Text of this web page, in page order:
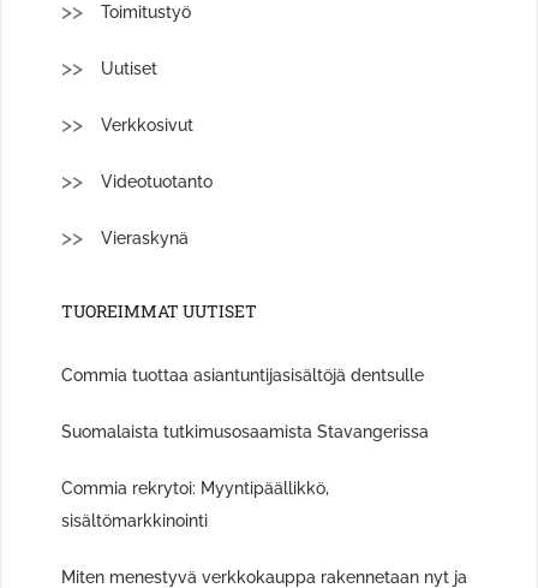
Toimitustyö
Uutiset
Verkkosivut
Videotuotanto
Vieraskynä
TUOREIMMAT UUTISET
Commia tuottaa asiantuntijasisältöjä dentsulle
Suomalaista tutkimusosaamista Stavangerissa
Commia rekrytoi: Myyntipäällikkö,
sisältömarkkinointi
Miten menestyvä verkkokauppa rakennetaan nyt ja